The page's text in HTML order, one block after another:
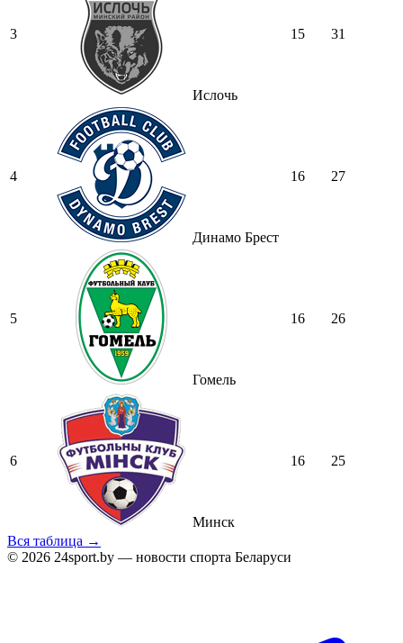
3
Ислочь
15 31
4
Динамо Брест
16 27
5
Гомель
16 26
6
Минск
16 25
Вся таблица →
© 2026 24sport.by — новости спорта Беларуси